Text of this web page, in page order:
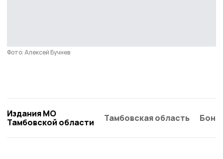
Фото: Алексей Бучнев
Издания МО
Тамбовской области
Тамбовская область